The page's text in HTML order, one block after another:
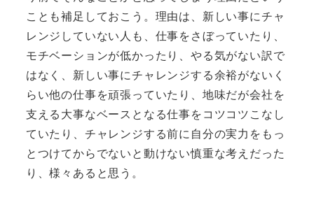
ことも補足しておこう。理由は、新しい事にチャ
レンジしていない人も、仕事をさぼっていたり、
モチベーションが低かったり、やる気がない訳で
はなく、新しい事にチャレンジする余裕がないく
らい他の仕事を頑張っていたり、地味だが会社を
支える大事なベースとなる仕事をコツコツこなし
ていたり、チャレンジする前に自分の実力をもっ
とつけてからでないと動けない慎重な考えだった
り、様々あると思う。